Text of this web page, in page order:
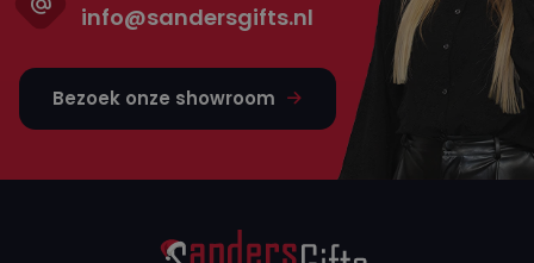
info@sandersgifts.nl
Bezoek onze showroom